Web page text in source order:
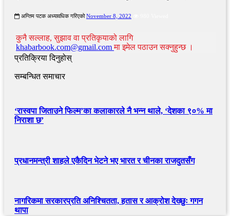
अन्तिम पटक अध्यावधिक गरिएको November 8, 2022
कुनै सल्लाह, सुझाव वा प्रतिकृयाको लागि
khabarbook.com@gmail.comमा इमेल पठाउन सक्नुहुन्छ ।
प्रतिक्रिया दिनुहोस्
सम्बन्धित समाचार
‘रास्वपा जिताउने फिल्म’का कलाकारले नै भन्न थाले, ‘देशका ९०% मा
निराशा छ’
प्रधानमन्त्री शाहले एकैदिन भेटने भए भारत र चीनका राजदुतसँग
नागरिकमा सरकारप्रति अनिश्चितता, हतास र आक्रोश देख्छुः गगन
थापा